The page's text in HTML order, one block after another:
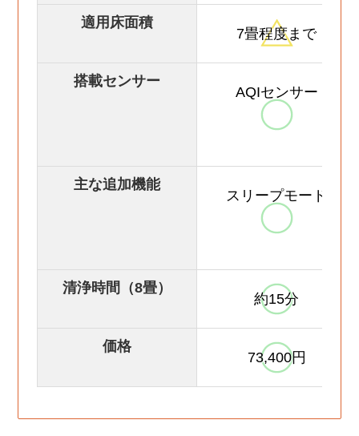
適用床面積
7畳程度まで
搭載センサー
AQIセンサー
主な追加機能
スリープモード
清浄時間（8畳）
約15分
価格
73,400円